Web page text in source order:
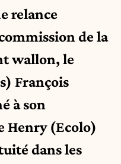
relance
de la
wallon, le
François
à son
Henry (Ecolo)
dans les